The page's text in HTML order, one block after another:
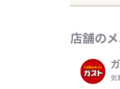
店舗の
気